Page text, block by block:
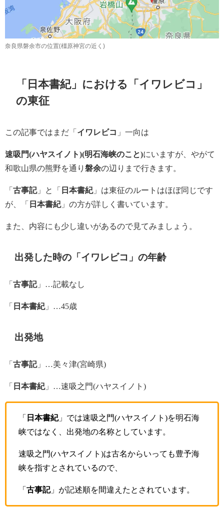
奈良県磐余市の位置(橿原神宮の近く)
「日本書紀」における「イワレビコ」
の東征
この記事ではまだ「 イワレビコ 」一向は
速吸門(ハヤスイノト)(明石海峡のこと)にいますが、やがて
和歌山県の熊野を通り 磐余の辺りまで行きます。
「 古事記」と「 日本書紀」は東征のルートはほぼ同じです
が、「 日本書紀」の方が詳しく書いています。
また、内容にも少し違いがあるので見てみましょう。
出発した時の「イワレビコ」の年齢
「 古事記」…記載なし
「 日本書紀」…45歳
出発地
「 古事記」…美々津(宮崎県)
「 日本書紀」…速吸之門(ハヤスイノト)
「 日本書紀」では速吸之門(ハヤスイノト)を明石海
峡ではなく、出発地の名称としています。
速吸之門(ハヤスイノト)は古名からいっても豊予海
峡を指すとされているので、
「 古事記」が記述順を間違えたとされています。